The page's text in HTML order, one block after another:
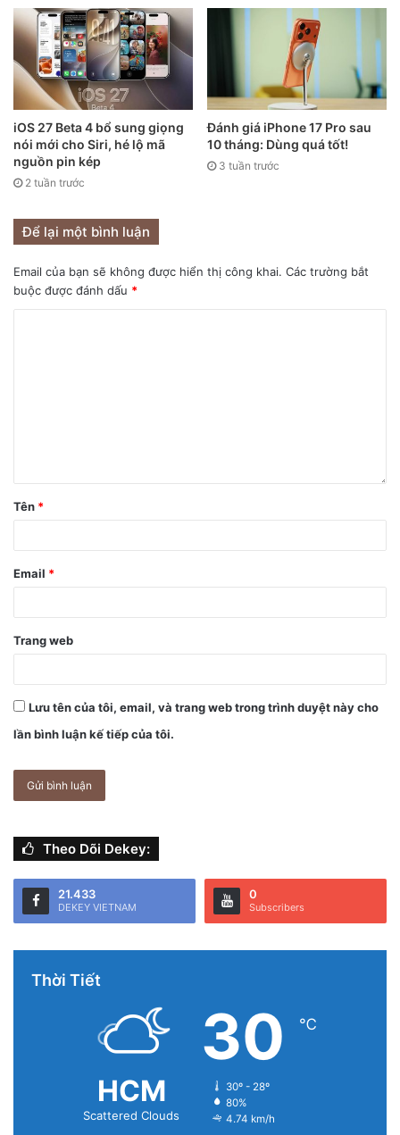
iOS 27 Beta 4 bổ sung giọng
nói mới cho Siri, hé lộ mã
nguồn pin kép
2 tuần trước
Đánh giá iPhone 17 Pro sau
10 tháng: Dùng quá tốt!
3 tuần trước
Để lại một bình luận
Email của bạn sẽ không được hiển thị công khai. Các trường bắt
buộc được đánh dấu *
Tên *
Email *
Trang web
Lưu tên của tôi, email, và trang web trong trình duyệt này cho
lần bình luận kế tiếp của tôi.
Theo Dõi Dekey:
21.433
DEKEY VIETNAM
0
Subscribers
Thời Tiết
HCM
Scattered Clouds
30 ℃
30º - 28º
80%
4.74 km/h